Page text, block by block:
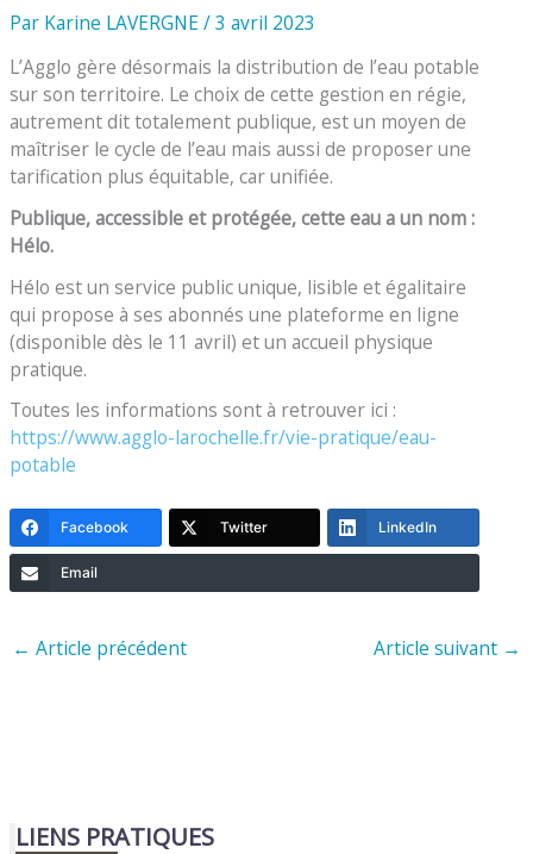
Par Karine LAVERGNE/3 avril 2023
L’Agglo gère désormais la distribution de l’eau potable
sur son territoire. Le choix de cette gestion en régie,
autrement dit totalement publique, est un moyen de
maîtriser le cycle de l’eau mais aussi de proposer une
tarification plus équitable, car unifiée.
Publique, accessible et protégée, cette eau a un nom :
Hélo.
Hélo est un service public unique, lisible et égalitaire
qui propose à ses abonnés une plateforme en ligne
(disponible dès le 11 avril) et un accueil physique
pratique.
Toutes les informations sont à retrouver ici :
https://www.agglo-larochelle.fr/vie-pratique/eau-
potable
Facebook Twitter LinkedIn
Email
← Article précédent Article suivant →
LIENS PRATIQUES